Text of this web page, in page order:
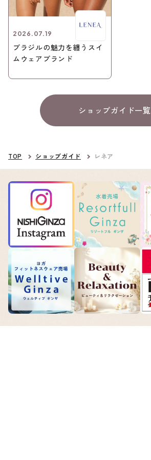
2026.07.19
ブラジルの魅力を纏うスイ
ムウェアブランド
ショップガイド一覧
TOP ショップガイド レネア